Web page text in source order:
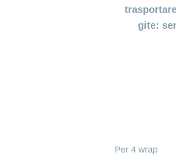
gite:
Per 4 wrap